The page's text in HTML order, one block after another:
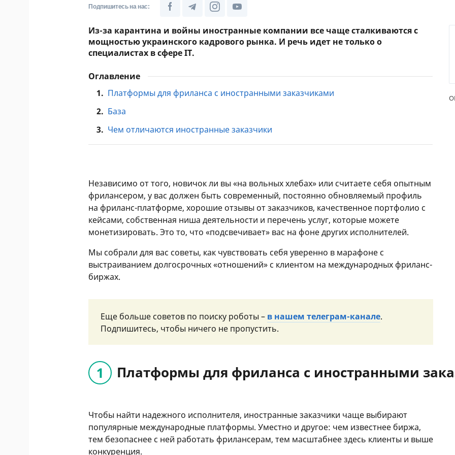
ПУТЕВОДИТЕЛИ ПО
ВСЕ
Подпишитесь на нас:
Из-за карантина и войны иностранные компании все чаще сталкиваются с
мощностью украинского кадрового рынка. И речь идет не только о
специалистах в сфере IT.
Оглавление
1. Платформы для фриланса с иностранными заказчиками
2. База
3. Чем отличаются иностранные заказчики
Независимо от того, новичок ли вы «на вольных хлебах» или считаете себя опытным
фрилансером, у вас должен быть современный, постоянно обновляемый профиль
на фриланс-платформе, хорошие отзывы от заказчиков, качественное портфолио с
кейсами, собственная ниша деятельности и перечень услуг, которые можете
монетизировать. Это то, что «подсвечивает» вас на фоне других исполнителей.
Мы собрали для вас советы, как чувствовать себя уверенно в марафоне с
выстраиванием долгосрочных «отношений» с клиентом на международных фриланс-
биржах.
Еще больше советов по поиску роботы – в нашем телеграм-канале.
Подпишитесь, чтобы ничего не пропустить.
Платформы для фриланса с иностранными
Чтобы найти надежного исполнителя, иностранные заказчики чаще выбирают
популярные международные платформы. Уместно и другое: чем известнее биржа,
тем безопаснее с ней работать фрилансерам, тем масштабнее здесь клиенты и выше
конкуренция.